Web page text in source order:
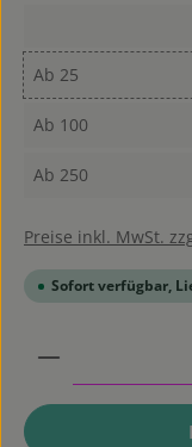
Ab 25
Ab 100
Ab 250
Preise inkl. MwSt.
Sofort verfügbar,
Produkt